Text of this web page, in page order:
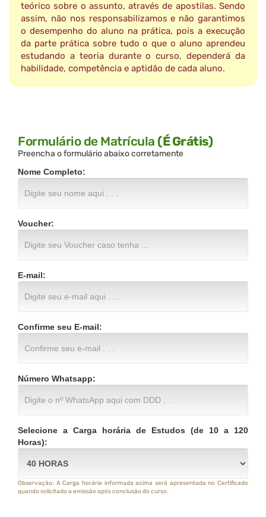
teórico sobre o assunto, através de apostilas. Sendo
assim, não nos responsabilizamos e não garantimos
o desempenho do aluno na prática, pois a execução
da parte prática sobre tudo o que o aluno aprendeu
estudando a teoria durante o curso, dependerá da
habilidade, competência e aptidão de cada aluno.
Formulário de Matrícula (É Grátis)
Preencha o formulário abaixo corretamente
Nome Completo:
Voucher:
E-mail:
Confirme seu E-mail:
Número Whatsapp:
Selecione a Carga horária de Estudos (de 10 a 120
Horas):
Observação: A Carga horária informada acima será apresentada no Certificado
quando solicitado a emissão após conclusão do curso.